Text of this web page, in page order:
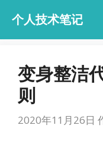
内
个人技术笔记
变身整洁
则
2020年11月26日